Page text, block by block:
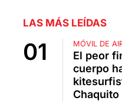
LAS MÁS LEÍDAS
MÓVIL DE
El peor
cuerpo
Chaquito